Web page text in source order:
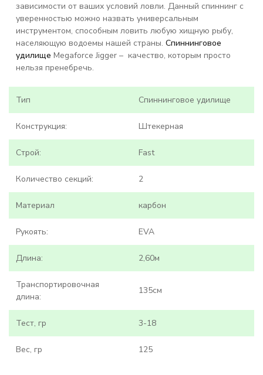
зависимости от ваших условий ловли. Данный спиннинг с
уверенностью можно назвать универсальным
инструментом, способным ловить любую хищную рыбу,
населяющую водоемы нашей страны. Спиннинговое
удилище Megaforce Jigger – качество, которым просто
нельзя пренебречь.
Тип Спиннинговое удилище
Конструкция: Штекерная
Строй: Fast
Количество секций: 2
Материал карбон
Рукоять: EVA
Длина: 2,60м
Транспортировочная
длина:
135см
Тест, гр 3-18
Вес, гр 125